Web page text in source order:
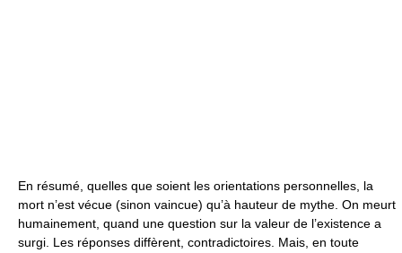
En résumé, quelles que soient les orientations personnelles, la
mort n’est vécue (sinon vaincue) qu’à hauteur de mythe. On meurt
humainement, quand une question sur la valeur de l’existence a
surgi. Les réponses diffèrent, contradictoires. Mais, en toute